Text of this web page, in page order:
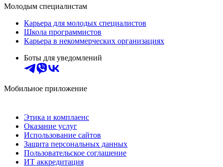
Молодым специалистам
Карьера для молодых специалистов
Школа программистов
Карьера в некоммерческих организациях
Боты для уведомлений
Мобильное приложение
Этика и комплаенс
Оказание услуг
Использование сайтов
Защита персональных данных
Пользовательское соглашение
ИТ аккредитация